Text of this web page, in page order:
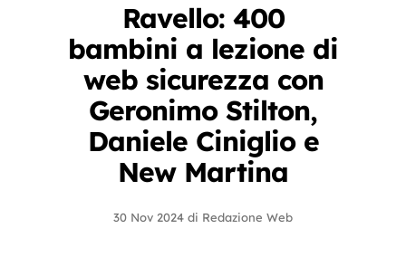
Ravello: 400
bambini a lezione di
web sicurezza con
Geronimo Stilton,
Daniele Ciniglio e
New Martina
30 Nov 2024 di Redazione Web